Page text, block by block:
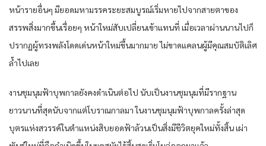
หน้ารายอื่นๆ มียอดมหามรรคระยะสมบูรณ์เริ่มหายไปจากสายตาของ
สรรพสิ่งมากขึ้นเรื่อยๆ หน้าใหม่สับเปลี่ยนเข้าแทนที่ เมื่อเวลาผ่านนานไปก็
ปรากฏผู้ทรงพลังโดดเด่นหน้าใหม่ขึ้นมากมาย ไม่ขาดแคลนผู้มีคุณสมบัติเลิศ
ล้ำไปเลย
งานชุมนุมฟ้าบุพกาลยังคงดำเนินต่อไป นับเป็นงานชุมนุมที่มีรากฐาน
ยาวนานที่สุดนับจากแต่โบราณกาลมา ในงานชุมนุมฟ้าบุพกาลครั้งล่าสุด
บุตรแห่งสวรรค์ในตำแหน่งสิบยอดฟ้าล้วนเป็นสิ่งมีชีวิตยุคใหม่ทั้งสิ้น เผ่า